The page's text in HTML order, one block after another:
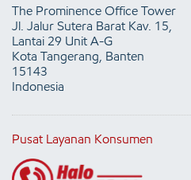
The Prominence Office Tower
Jl. Jalur Sutera Barat Kav. 15,
Lantai 29 Unit A-G
Kota Tangerang, Banten
15143
Indonesia
Pusat Layanan Konsumen